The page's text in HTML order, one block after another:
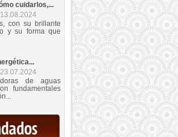
cuidarlos,...
con su brillante
y su forma que
de aguas
fundamentales